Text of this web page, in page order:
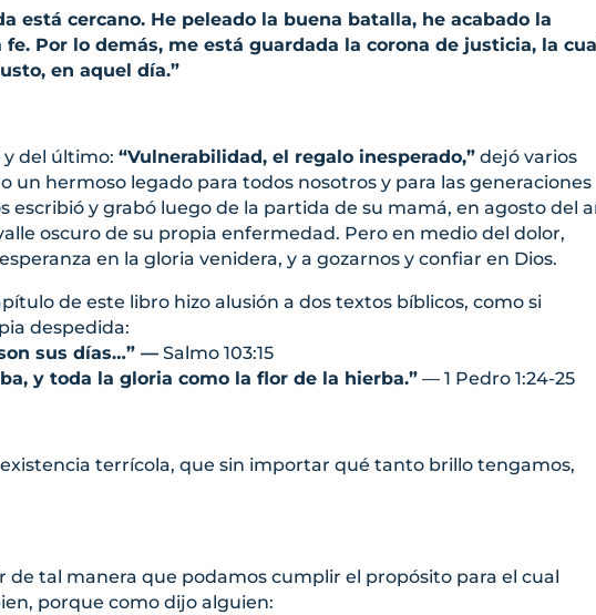
está cercano. He peleado la buena batalla, he acabado la
Por lo demás, me está guardada la corona de justicia, la
en aquel día.”
y del último:“Vulnerabilidad, el regalo inesperado,” dejó varios
un hermoso legado para todos nosotros y para las generaciones
escribió y grabó luego de la partida de su mamá, en agosto del
oscuro de su propia enfermedad. Pero en medio del dolor,
en la gloria venidera, y a gozarnos y confiar en Dios.
de este libro hizo alusión a dos textos bíblicos, como si
despedida:
sus días…” — Salmo 103:15
y toda la gloria como la flor de la hierba.” — 1 Pedro 1:24-25
existencia terrícola, que sin importar qué tanto brillo tengamos,
de tal manera que podamos cumplir el propósito para el cual
porque como dijo alguien: